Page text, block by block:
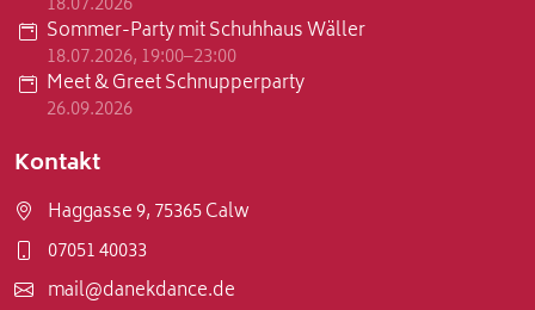
Sommer-Party mit Schuhhaus Wäller
18.07.2026, 19:00–23:00
Meet & Greet Schnupperparty
26.09.2026
Kontakt
Haggasse 9, 75365 Calw
07051 40033
mail@danekdance.de